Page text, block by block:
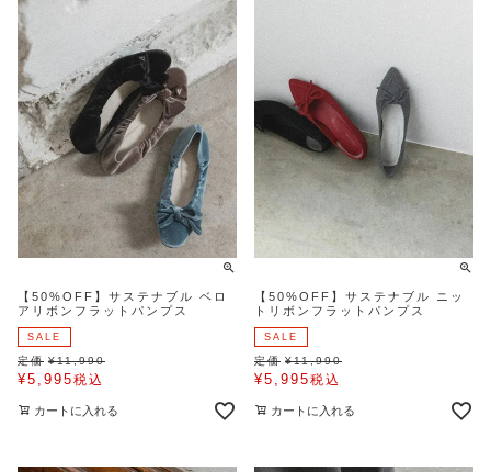
【50%OFF】サステナブル ベロ
アリボンフラットパンプス
SALE
定価 ¥11,990
¥5,995税込
カートに入れる
【50%OFF】サステナブル ニッ
トリボンフラットパンプス
SALE
定価 ¥11,990
¥5,995税込
カートに入れる